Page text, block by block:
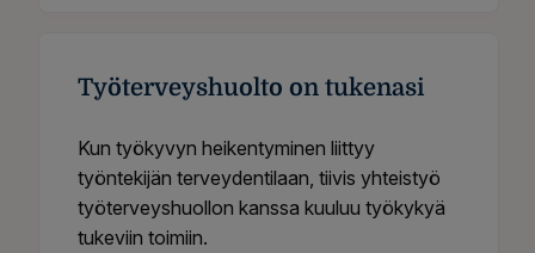
Työterveyshuolto on tukenasi
Kun työkyvyn heikentyminen liittyy
työntekijän terveydentilaan, tiivis yhteistyö
työterveyshuollon kanssa kuuluu työkykyä
tukeviin toimiin.